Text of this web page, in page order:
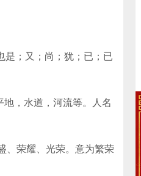
是；又；尚；犹；已；已
地，水道，河流等。人名
、荣耀、光荣。意为繁荣